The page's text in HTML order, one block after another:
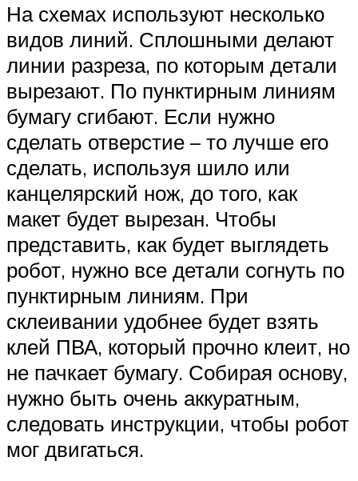
На схемах используют несколько
видов линий. Сплошными делают
линии разреза, по которым детали
вырезают. По пунктирным линиям
бумагу сгибают. Если нужно
сделать отверстие – то лучше его
сделать, используя шило или
канцелярский нож, до того, как
макет будет вырезан. Чтобы
представить, как будет выглядеть
робот, нужно все детали согнуть по
пунктирным линиям. При
склеивании удобнее будет взять
клей ПВА, который прочно клеит, но
не пачкает бумагу. Собирая основу,
нужно быть очень аккуратным,
следовать инструкции, чтобы робот
мог двигаться.